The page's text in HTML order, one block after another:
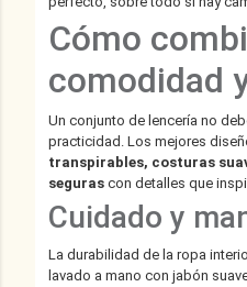
Cómo
comodidad
Un conjunto de lencería no
practicidad. Los mejores
transpirables, costuras
seguras con detalles que
Cuidado y
La durabilidad de la ropa
lavado a mano con jabón